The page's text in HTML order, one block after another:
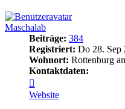
Maschalab
Beiträge: 384
Registriert: Do 28. Sep
Wohnort: Rottenburg
Kontaktdaten:
von
Maschalab
Website